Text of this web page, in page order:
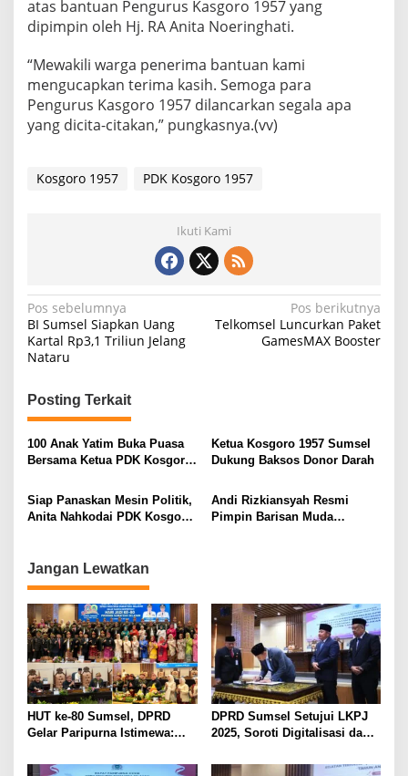
atas bantuan Pengurus Kasgoro 1957 yang
dipimpin oleh Hj. RA Anita Noeringhati.
“Mewakili warga penerima bantuan kami
mengucapkan terima kasih. Semoga para
Pengurus Kasgoro 1957 dilancarkan segala apa
yang dicita-citakan,” pungkasnya.(vv)
Kosgoro 1957 PDK Kosgoro 1957
Ikuti Kami
N
a
v
i
g
a
s
i
p
s
Pos sebelumnya
BI Sumsel Siapkan Uang
Kartal Rp3,1 Triliun Jelang
Nataru
Pos berikutnya
Telkomsel Luncurkan Paket
GamesMAX Booster
Posting Terkait
100 Anak Yatim Buka Puasa
Bersama Ketua PDK Kosgoro
Ketua Kosgoro 1957 Sumsel
Dukung Baksos Donor Darah
Siap Panaskan Mesin Politik,
Anita Nahkodai PDK Kosgoro
Andi Rizkiansyah Resmi
Pimpin Barisan Muda
Jangan Lewatkan
HUT ke-80 Sumsel, DPRD
Gelar Paripurna Istimewa:
Perkuat Semangat
DPRD Sumsel Setujui LKPJ
2025, Soroti Digitalisasi dan